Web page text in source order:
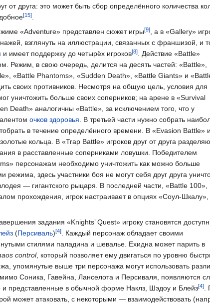
от друга: это может быть сбор определённого количества
«Adventure» представлен сюжет игры
, а в «Gallery»
взглянуть на иллюстрации, связанных с франшизой, и
и имеет поддержку до четырёх игроков
. Действие «Battle»
Режим, в свою очередь, делится на десять частей: «Battle»,
«Battle Phantoms», «Sudden Death», «Battle Giants» и
своих противников. Несмотря на общую цель, условия для
уничтожить больше своих соперников; на арене в «Survival
Death» аналогичны «Battle», за исключением того, что у
очков здоровья . В третьей части нужно собрать
в течение определённого времени. В «Evasion Battle»
кольца. В «Trap Battle» игроков друг от друга
в расставленные соперниками ловушки. Победителем
персонажам необходимо уничтожить как можно больше
здесь участники боя не могут себя друг друга
— гигантского рыцаря. В последней части, «Battle 100»,
прохождения, игрок настраивает в опциях «Соул-Шкалу»,
задания «Knights’ Quest» игроку становятся
(Персиваль)
. Каждый персонаж обладает своими
стилями паладина и шевалье. Ехидна может парить в
control, который позволяет ему двигаться по уровню
упомянутые выше три персонажа могут использовать
Соника, Гавейна, Ланселота и Персиваля, появляются
и представленные в обычной форме Наклз, Шэдоу и Блейз
может атаковать, с некоторыми — взаимодействовать